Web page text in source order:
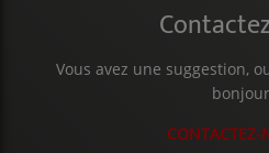
L'ŒIL DE L'OIE | PRÉSENTATION
VIDÉOS | L’ŒIL DE L'OIE
Vous avez une suggestion,
CONTACTEZ-